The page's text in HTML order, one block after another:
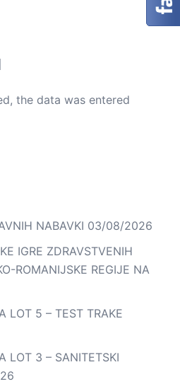
the data was entered
NABAVKI 03/08/2026
IGRE ZDRAVSTVENIH
ROMANIJSKE REGIJE NA
LOT 5 – TEST TRAKE
LOT 3 – SANITETSKI